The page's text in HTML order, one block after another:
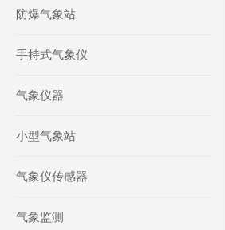
防爆气象站
手持式气象仪
气象仪器
小型气象站
气象仪传感器
气象监测